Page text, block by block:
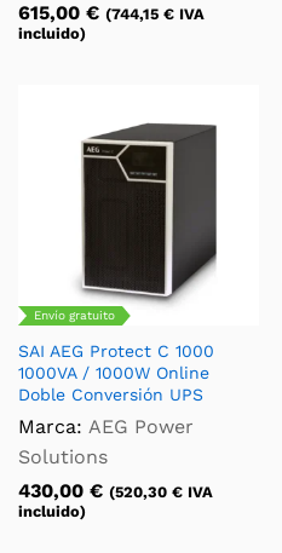
615,00 € (744,15 € IVA
incluido)
Envío gratuito
SAI AEG Protect C 1000
1000VA / 1000W Online
Doble Conversión UPS
Marca: AEG Power
Solutions
430,00 € (520,30 € IVA
incluido)